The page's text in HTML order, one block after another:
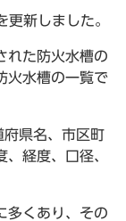
新しました。
れた防火水槽の
火水槽の一覧で
県名、市区町
経度、口径、
多くあり、その